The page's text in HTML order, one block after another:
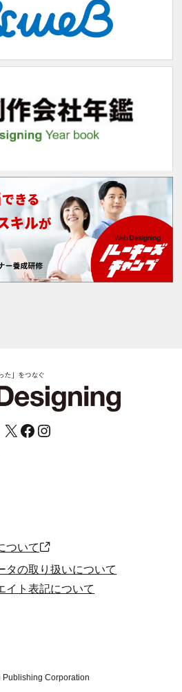
X Facebook Instagram
ついて
タの取り扱いについて
イト表記について
Publishing Corporation